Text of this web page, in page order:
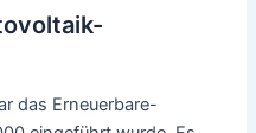
das Erneuerbare-